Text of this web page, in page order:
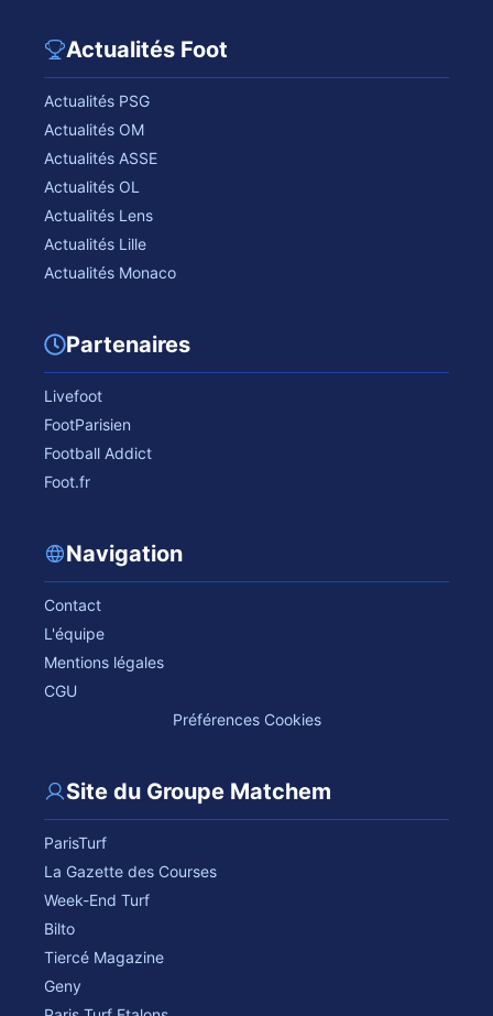
Actualités Foot
Actualités PSG
Actualités OM
Actualités ASSE
Actualités OL
Actualités Lens
Actualités Lille
Actualités Monaco
Partenaires
Livefoot
FootParisien
Football Addict
Foot.fr
Navigation
Contact
L'équipe
Mentions légales
CGU
Préférences Cookies
Site du Groupe Matchem
ParisTurf
La Gazette des Courses
Week-End Turf
Bilto
Tiercé Magazine
Geny